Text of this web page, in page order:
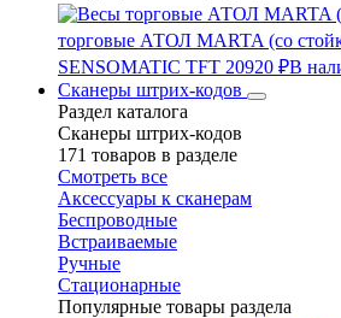
торговые АТОЛ MARTA (со
SENSOMATIC TFT 20920 ₽В
Сканеры штрих-кодов
Раздел каталога
Сканеры штрих-кодов
171 товаров в разделе
Смотреть все
Аксессуары к сканерам
Беспроводные
Встраиваемые
Ручные
Стационарные
Популярные товары раздела